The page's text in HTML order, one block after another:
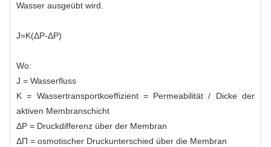
Wasser ausgeübt wird.
J=K(ΔP-ΔP)
Wo:
J = Wasserfluss
K = Wassertransportkoeffizient = Permeabilität / Dicke der
aktiven Membranschicht
ΔP = Druckdifferenz über der Membran
ΔΠ = osmotischer Druckunterschied über die Membran